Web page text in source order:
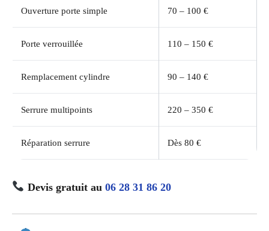
Ouverture porte simple 70 – 100 €
Porte verrouillée 110 – 150 €
Remplacement cylindre 90 – 140 €
Serrure multipoints 220 – 350 €
Réparation serrure Dès 80 €
Devis gratuit au 06 28 31 86 20